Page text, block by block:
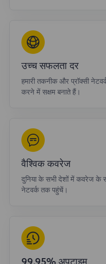
उच्च सफलता दर
हमारी तकनीक और प्रॉक्सी
करने में सक्षम बनाते हैं।
वैश्विक कवरेज
दुनिया के सभी देशों में कवरेज के
नेटवर्क तक पहुंचें।